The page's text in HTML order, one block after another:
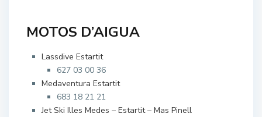
MOTOS D’AIGUA
Lassdive Estartit
627 03 00 36
Medaventura Estartit
683 18 21 21
Jet Ski Illes Medes – Estartit – Mas Pinell